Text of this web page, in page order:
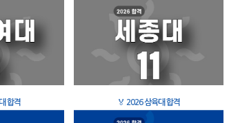
합격 🏅 2026 삼육대 합격